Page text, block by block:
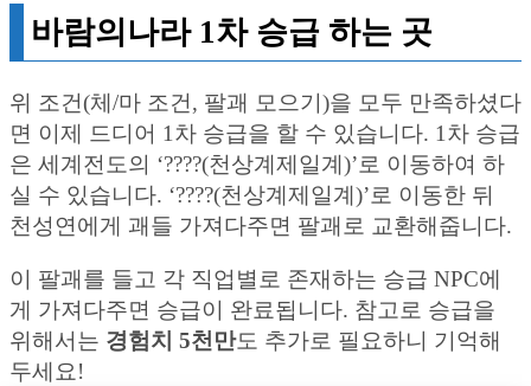
바람의나라 1차 승급 하는 곳
위 조건(체/마 조건, 팔괘 모으기)을 모두 만족하셨다
면 이제 드디어 1차 승급을 할 수 있습니다. 1차 승급
은 세계전도의 ‘????(천상계제일계)’로 이동하여 하
실 수 있습니다. ‘????(천상계제일계)’로 이동한 뒤
천성연에게 괘들 가져다주면 팔괘로 교환해줍니다.
이 팔괘를 들고 각 직업별로 존재하는 승급 NPC에
게 가져다주면 승급이 완료됩니다. 참고로 승급을
위해서는 경험치 5천만도 추가로 필요하니 기억해
두세요!